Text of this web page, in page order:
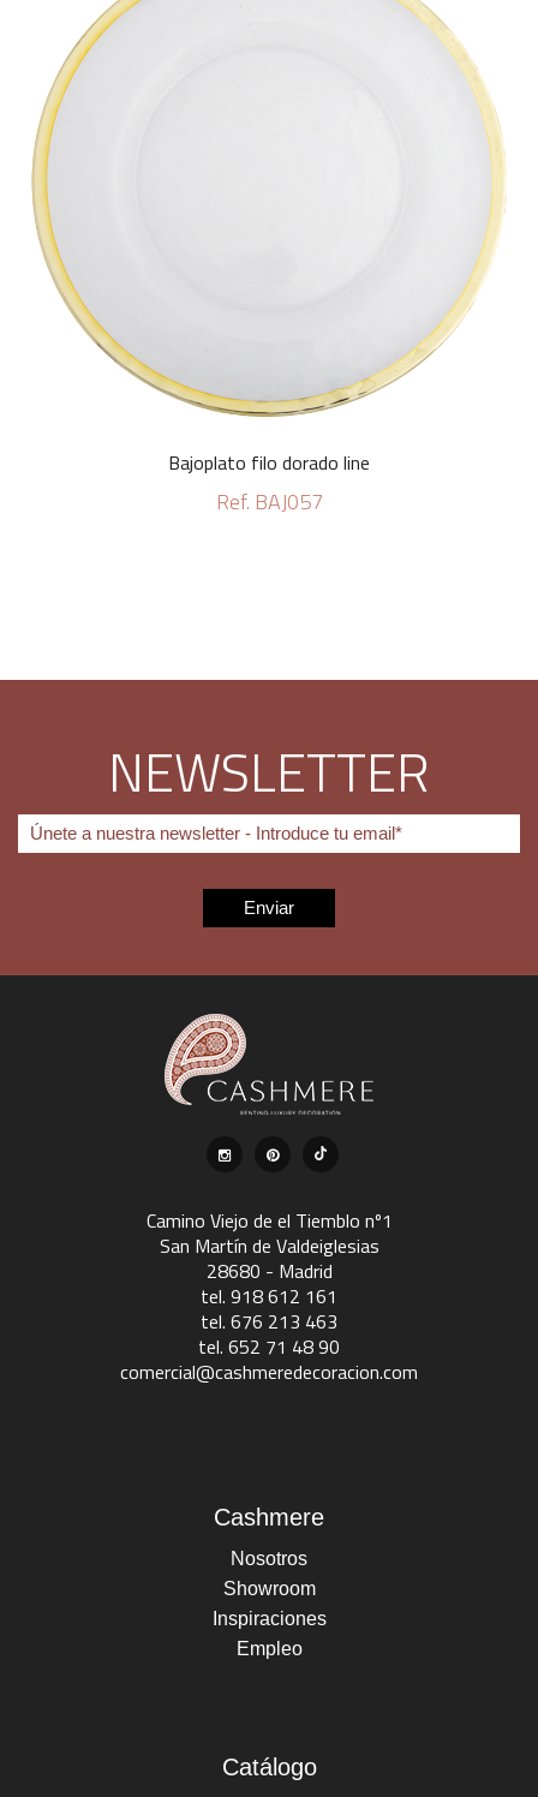
Bajoplato filo dorado line
Ref. BAJ057
NEWSLETTER
Camino Viejo de el Tiemblo nº1
San Martín de Valdeiglesias
28680 - Madrid
tel. 918 612 161
tel. 676 213 463
tel. 652 71 48 90
comercial@cashmeredecoracion.com
Cashmere
Nosotros
Showroom
Inspiraciones
Empleo
Catálogo